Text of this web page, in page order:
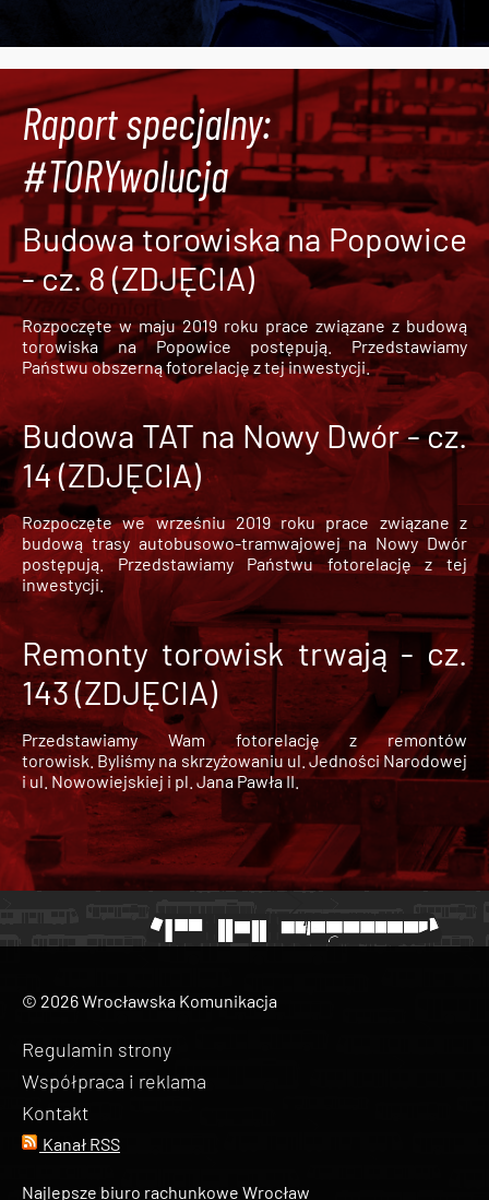
Raport specjalny:
#TORYwolucja
Budowa torowiska na Popowice
- cz. 8 (ZDJĘCIA)
Rozpoczęte w maju 2019 roku prace związane z budową
torowiska na Popowice
postępują. Przedstawiamy
Państwu obszerną fotorelację z tej inwestycji.
Budowa TAT na Nowy Dwór - cz.
14 (ZDJĘCIA)
Rozpoczęte we wrześniu 2019 roku prace związane z
budową trasy autobusowo-tramwajowej na Nowy Dwór
postępują. Przedstawiamy Państwu fotorelację z tej
inwestycji.
Remonty torowisk trwają - cz.
143 (ZDJĘCIA)
Przedstawiamy Wam fotorelację z remontów
torowisk. Byliśmy na skrzyżowaniu ul. Jedności Narodowej
i ul. Nowowiejskiej i pl. Jana Pawła II.
© 2026 Wrocławska Komunikacja
Regulamin strony
Współpraca i reklama
Kontakt
Kanał RSS
Najlepsze biuro rachunkowe Wrocław